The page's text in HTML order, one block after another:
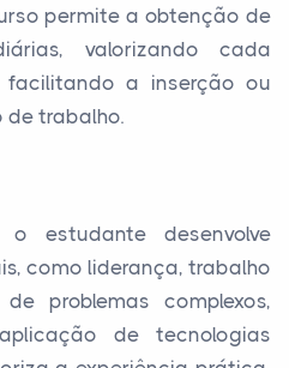
permite a obtenção de
valorizando cada
a inserção ou
de trabalho.
estudante desenvolve
como liderança, trabalho
problemas complexos,
de tecnologias